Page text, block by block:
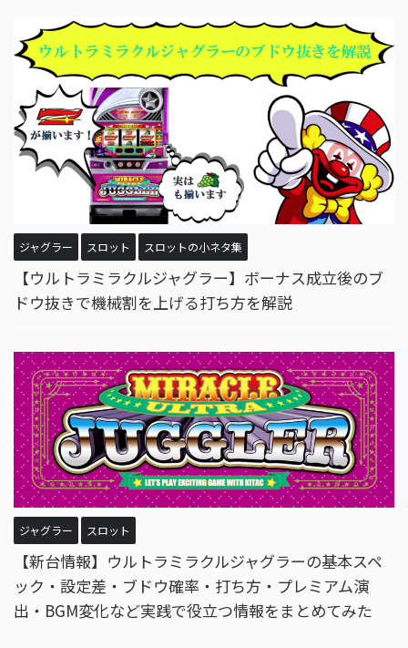
ジャグラー スロット スロットの小ネタ集
【ウルトラミラクルジャグラー】ボーナス成立後のブ
ドウ抜きで機械割を上げる打ち方を解説
ジャグラー スロット
【新台情報】ウルトラミラクルジャグラーの基本スペ
ック・設定差・ブドウ確率・打ち方・プレミアム演
出・BGM変化など実践で役立つ情報をまとめてみた